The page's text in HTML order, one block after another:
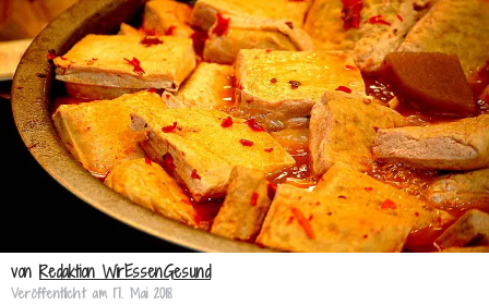
von Redaktion WirEssenGesund
Veröffentlicht am 17. Mai 2018